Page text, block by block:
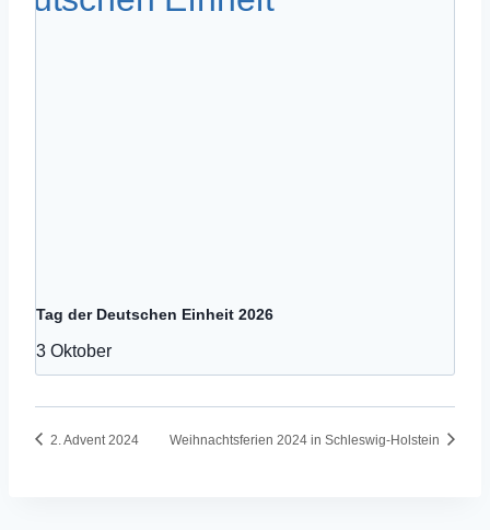
Tag der Deutschen Einheit 2026
3 Oktober
2. Advent 2024 Weihnachtsferien 2024 in Schleswig-Holstein